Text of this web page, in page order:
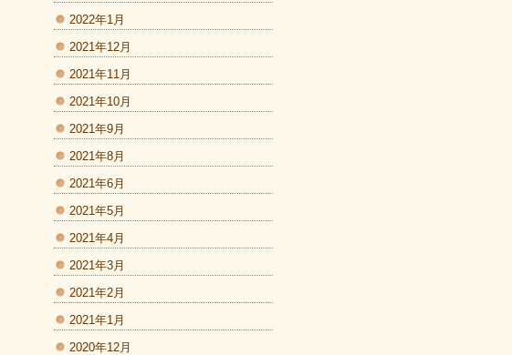
2022年1月
2021年12月
2021年11月
2021年10月
2021年9月
2021年8月
2021年6月
2021年5月
2021年4月
2021年3月
2021年2月
2021年1月
2020年12月